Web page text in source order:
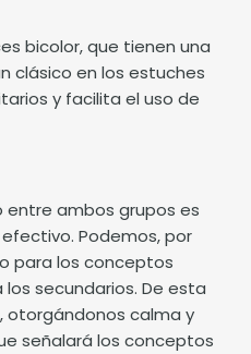
bicolor, que tienen una
clásico en los estuches
y facilita el uso de
entre ambos grupos es
Podemos, por
para los conceptos
secundarios. De esta
otorgándonos calma y
señalará los conceptos